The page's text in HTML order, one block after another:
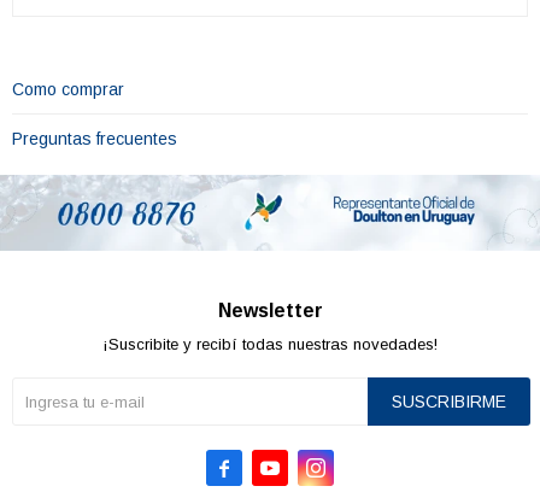
Como comprar
Preguntas frecuentes
Newsletter
¡Suscribite y recibí todas nuestras novedades!
SUSCRIBIRME
  